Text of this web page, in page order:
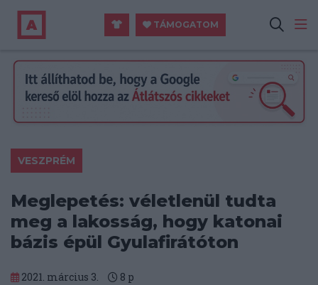
TÁMOGATOM
VESZPRÉM
Meglepetés: véletlenül tudta
meg a lakosság, hogy katonai
bázis épül Gyulafirátóton
2021. március 3. 8 p